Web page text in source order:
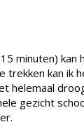
minuten)
trekken kan ik
helemaal
gezicht